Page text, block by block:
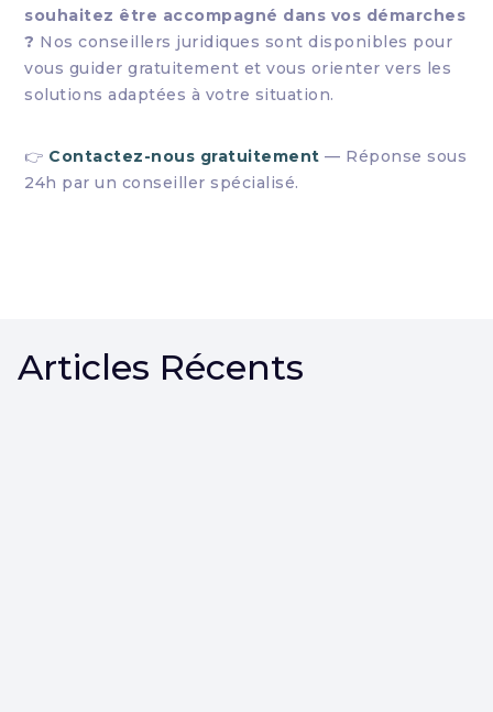
souhaitez être accompagné dans vos démarches
? Nos conseillers juridiques sont disponibles pour
vous guider gratuitement et vous orienter vers les
solutions adaptées à votre situation.
👉 Contactez-nous gratuitement — Réponse sous
24h par un conseiller spécialisé.
Articles Récents